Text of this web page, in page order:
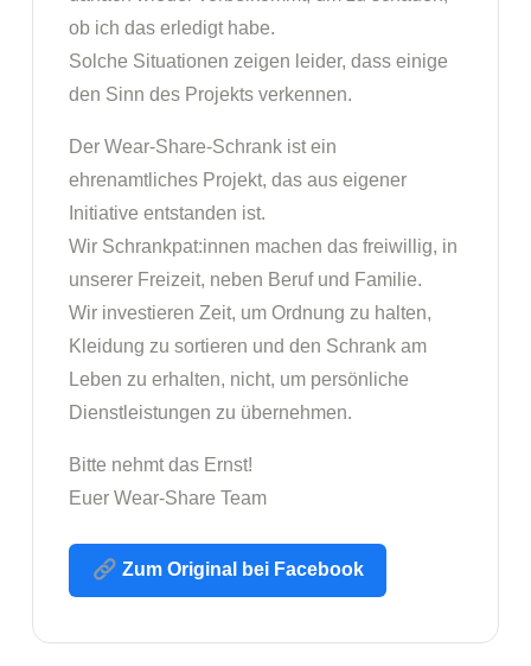
ob ich das erledigt habe.
Solche Situationen zeigen leider, dass einige
den Sinn des Projekts verkennen.
Der Wear-Share-Schrank ist ein
ehrenamtliches Projekt, das aus eigener
Initiative entstanden ist.
Wir Schrankpat:innen machen das freiwillig, in
unserer Freizeit, neben Beruf und Familie.
Wir investieren Zeit, um Ordnung zu halten,
Kleidung zu sortieren und den Schrank am
Leben zu erhalten, nicht, um persönliche
Dienstleistungen zu übernehmen.
Bitte nehmt das Ernst!
Euer Wear-Share Team
Zum Original bei Facebook